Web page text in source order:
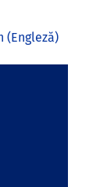
(Engleză)